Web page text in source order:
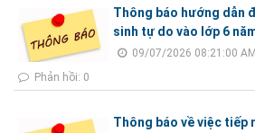
Thông báo hướng dẫn
sinh tự do vào lớp 6
09/07/2026 08:21:00 AM
Phản hồi: 0
Thông báo về việc tiếp